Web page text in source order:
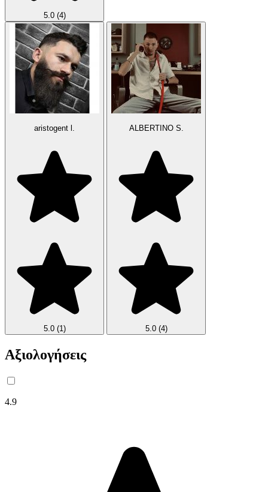
5.0 (4)
aristogent l.
5.0 (1)
ALBERTINO S.
5.0 (4)
Αξιολογήσεις
4.9